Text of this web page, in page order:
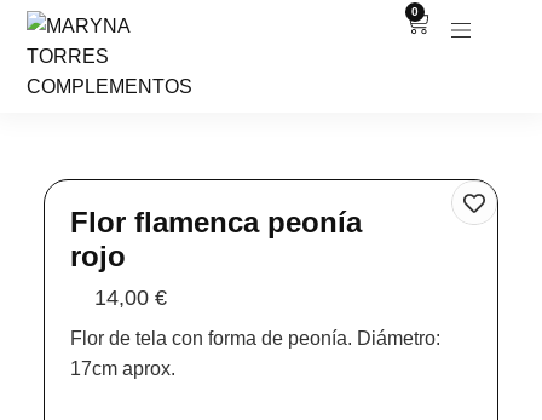
0
Flor flamenca peonía
rojo
14,00€
Flor de tela con forma de peonía. Diámetro:
17cm aprox.